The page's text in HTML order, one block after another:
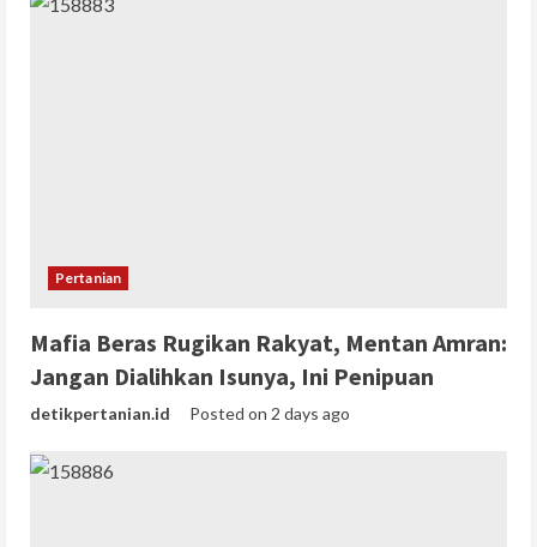
Pertanian
Mafia Beras Rugikan Rakyat, Mentan Amran:
Jangan Dialihkan Isunya, Ini Penipuan
detikpertanian.id Posted on 2 days ago